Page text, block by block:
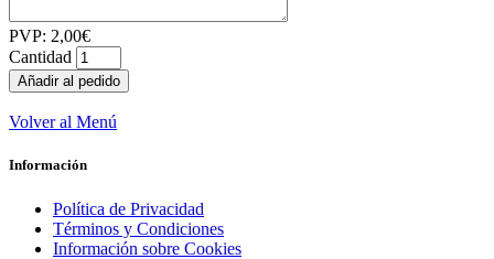
PVP: 2,00€
Cantidad
Volver al Menú
Información
Política de Privacidad
Términos y Condiciones
Información sobre Cookies